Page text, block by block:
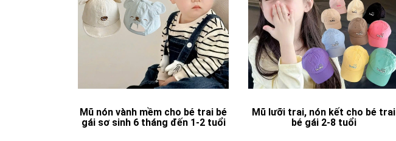
Mũ nón vành mềm cho bé trai bé
gái sơ sinh 6 tháng đến 1-2 tuổi
Mũ lưỡi trai, nón kết cho bé trai
bé gái 2-8 tuổi